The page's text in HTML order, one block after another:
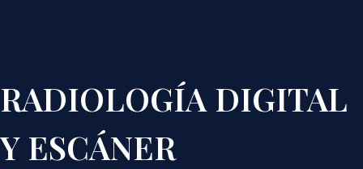
RADIOLOGÍA DIGITAL
Y ESCÁNER